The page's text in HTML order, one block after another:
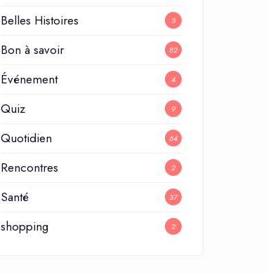
Belles Histoires 5
Bon à savoir 82
Événement 4
Quiz 9
Quotidien 64
Rencontres 2
Santé 37
shopping 2